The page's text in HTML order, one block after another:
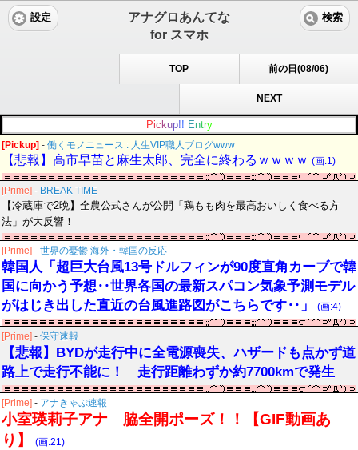
アナグロあんてな
for スマホ
設定 検索
TOP 前の日(08/06)
NEXT
Pic kup!! Entry
[Pickup] - 働くモノニュース : 人生VIP職人ブログwww
【悲報】高市早苗と麻生太郎、完全に終わるｗｗｗｗ (画:1)
[Prime] - BREAK TIME
【冷蔵庫で2晩】全農公式さんが公開「鶏もも肉を最高おいしく食べる方
法」が大反響！
[Prime] - 世界の憂鬱 海外・韓国の反応
韓国人「超巨大台風13号ドルフィンが90度直角カーブで韓
国に向かう予想‥世界各国の最新スパコン気象予測モデル
がはじき出した直近の台風進路図がこちらです‥」
(画:4)
[Prime] - 保守速報
【悲報】BYDが走行中に全電源喪失、ハザードも点かず道
路上で走行不能に！ 走行距離わずか約7700kmで発生
[Prime] - アナきゃぷ速報
小室瑛莉子アナ 脇全開ポーズ！！【GIF動画あ
り】
(画:21)